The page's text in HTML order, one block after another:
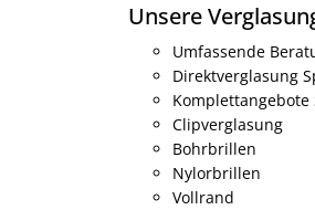
Unsere
Umfassende
Direktverglasung
Clipverglasung
Bohrbrillen
Nylorbrillen
Vollrand